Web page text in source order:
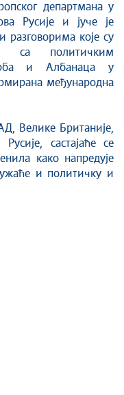
департмана у
Русије и јуче је
разговорима које су
са политичким
и Албанаца у
међународна
Велике Британије,
састајаће се
како напредује
и политичку и